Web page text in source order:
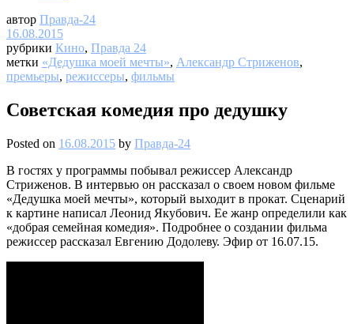
автор Правда-24
16.08.2015
рубрики Кино, Правда 24
метки «Дедушка моей мечты», Александр Стриженов,
премьеры, режиссеры, фильмы
Советская комедия про дедушку
Posted on 16.08.2015 by Правда-24
В гостях у программы побывал режиссер Александр
Стриженов. В интервью он рассказал о своем новом фильме
«Дедушка моей мечты», который выходит в прокат. Сценарий
к картине написал Леонид Якубович. Ее жанр определили как
«добрая семейная комедия». Подробнее о создании фильма
режиссер рассказал Евгению Додолеву. Эфир от 16.07.15.